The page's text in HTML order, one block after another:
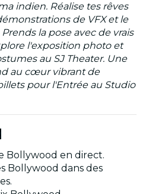
indien. Réalise tes rêves
de VFX et le
la pose avec de vrais
l'exposition photo et
au SJ Theater. Une
au cœur vibrant de
pour l'Entrée au Studio
Bollywood en direct.
Bollywood dans des